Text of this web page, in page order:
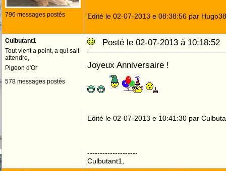
796 messages postés Edité le 02-07-2013 e 08:38:56 par Hugo38
Culbutant1
Tout vient a point, a qui sait
attendre,
Pigeon d'Or
578 messages postés
Posté le 02-07-2013 à
Joyeux Anniversaire !
Edité le 02-07-2013 e 10:41:30 par
--------------------
Culbutant1,